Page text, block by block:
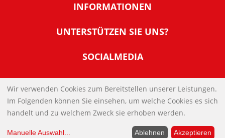
INFORMATIONEN
Warum NachDenkSeiten
Tipps zur Nutzung der NachDenkSeiten
Banner und E-Mail-Signaturen
Links
Kontakt
Impressum
UNTERSTÜTZEN SIE UNS?
Werden Sie Fördermitglied
Spenden Sie Online
SOCIALMEDIA
IMPRESSUM
DATENSCHUTZERKLÄRUNG
Wir verwenden Cookies zum Bereitstellen unserer Leistungen.
Im Folgenden können Sie einsehen, um welche Cookies es sich
handelt und zu welchem Zweck sie erhoben werden.
Manuelle Auswahl... Ablehnen Akzeptieren